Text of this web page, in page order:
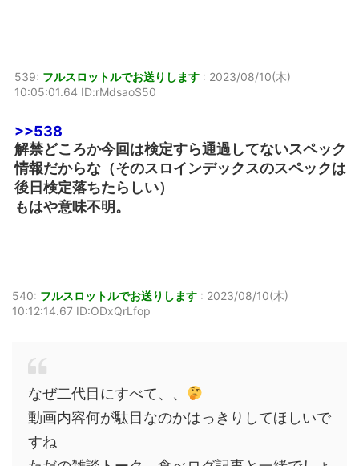
539: フルスロットルでお送りします : 2023/08/10(木)
10:05:01.64 ID:rMdsaoS50
>>538
解禁どころか今回は検定すら通過してないスペック
情報だからな（そのスロインデックスのスペックは
後日検定落ちたらしい）
もはや意味不明。
540: フルスロットルでお送りします : 2023/08/10(木)
10:12:14.67 ID:ODxQrLfop
なぜ二代目にすべて、、
動画内容何が駄目なのかはっきりしてほしいで
すね